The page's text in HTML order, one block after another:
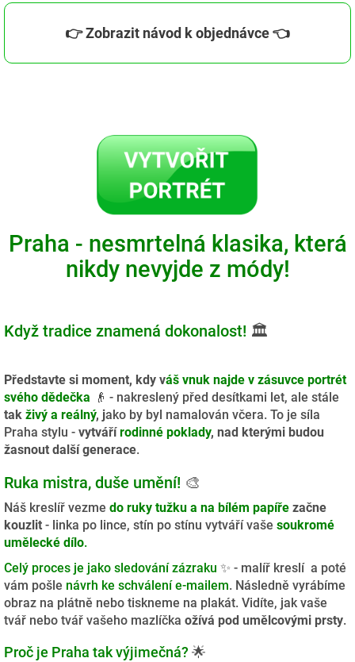
👉 Zobrazit návod k objednávce 👈
Praha - nesmrtelná klasika, která
nikdy nevyjde z módy!
Když tradice znamená dokonalost! 🏛️
Představte si moment, kdy váš vnuk najde v zásuvce portrét
svého dědečka 👴 - nakreslený před desítkami let, ale stále
tak živý a reálný, jako by byl namalován včera. To je síla
Praha stylu - vytvářírodinné poklady, nad kterými budou
žasnout další generace.
Ruka mistra, duše umění! 🎨
Náš kreslíř vezme do ruky tužku a na bílém papíře začne
kouzlit - linka po lince, stín po stínu vytváří vaše soukromé
umělecké dílo.
Celý proces je jako sledování zázraku ✨ - malíř kreslí a poté
vám pošle návrh ke schválení e-mailem. Následně vyrábíme
obraz na plátně nebo tiskneme na plakát. Vidíte, jak vaše
tvář nebo tvář vašeho mazlíčka ožívá pod umělcovými prsty.
Proč je Praha tak výjimečná? 🌟